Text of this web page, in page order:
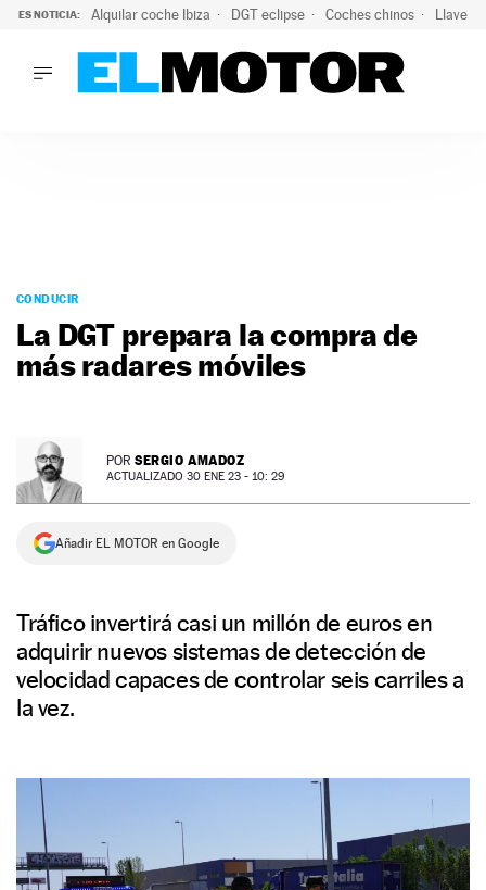
ES NOTICIA: Alquilar coche Ibiza DGT eclipse Coches chinos Llaves
PODCAST
MOTOS
TECNOLOGÍA
PREMIOS
SERVICIOS
CONDUCIR
La DGT prepara la compra de
más radares móviles
POR SERGIO AMADOZ
ACTUALIZADO 30 ENE 23 - 10: 29
Añadir EL MOTOR en Google
Tráfico invertirá casi un millón de euros en
adquirir nuevos sistemas de detección de
velocidad capaces de controlar seis carriles a
la vez.